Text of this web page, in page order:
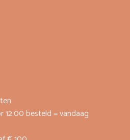
12:00 besteld = vandaag